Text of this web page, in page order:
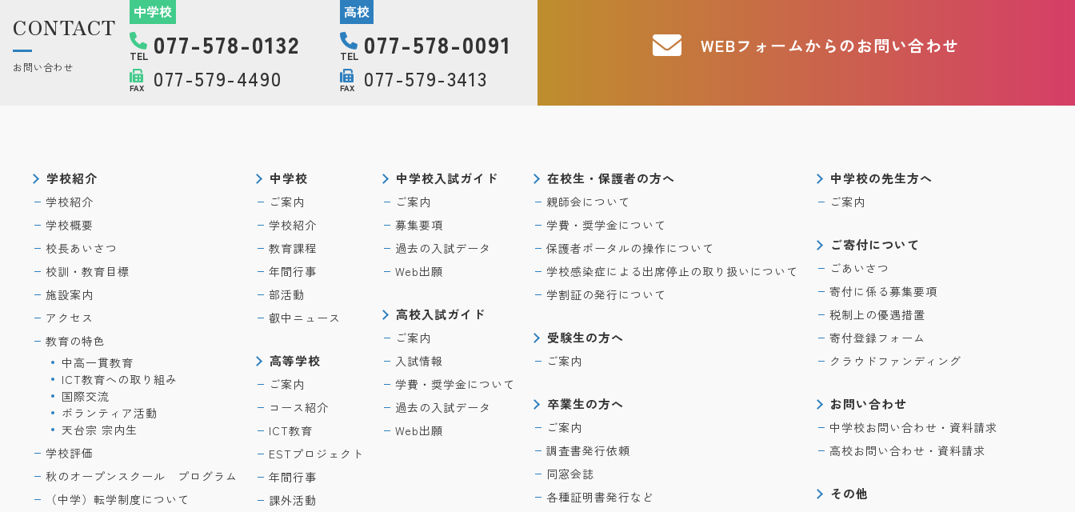
CONTACT
お問い合わせ
中学校
TEL 077-578-0132
FAX 077-579-4490
高校
TEL 077-578-0091
FAX 077-579-3413
WEBフォームからのお問い合わせ
学校紹介
学校紹介
学校概要
校長あいさつ
校訓・教育目標
施設案内
アクセス
教育の特色
中高一貫教育
ICT教育への取り組み
国際交流
ボランティア活動
天台宗 宗内生
学校評価
秋のオープンスクール プログラム
（中学）転学制度について
中学校
ご案内
学校紹介
教育課程
年間行事
部活動
叡中ニュース
高等学校
ご案内
コース紹介
ICT教育
ESTプロジェクト
年間行事
課外活動
中学校入試ガイド
ご案内
募集要項
過去の入試データ
Web出願
高校入試ガイド
ご案内
入試情報
学費・奨学金について
過去の入試データ
Web出願
在校生・保護者の方へ
親師会について
学費・奨学金について
保護者ポータルの操作について
学校感染症による出席停止の取り扱いについて
学割証の発行について
受験生の方へ
ご案内
卒業生の方へ
ご案内
調査書発行依頼
同窓会誌
各種証明書発行など
中学校の先生方へ
ご案内
ご寄付について
ごあいさつ
寄付に係る募集要項
税制上の優遇措置
寄付登録フォーム
クラウドファンディング
お問い合わせ
中学校お問い合わせ・資料請求
高校お問い合わせ・資料請求
その他